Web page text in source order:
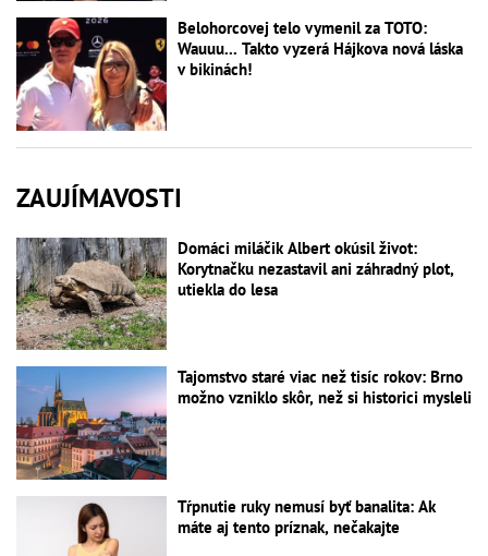
Belohorcovej telo vymenil za TOTO:
Wauuu... Takto vyzerá Hájkova nová láska
v bikinách!
ZAUJÍMAVOSTI
Domáci miláčik Albert okúsil život:
Korytnačku nezastavil ani záhradný plot,
utiekla do lesa
Tajomstvo staré viac než tisíc rokov: Brno
možno vzniklo skôr, než si historici mysleli
Tŕpnutie ruky nemusí byť banalita: Ak
máte aj tento príznak, nečakajte